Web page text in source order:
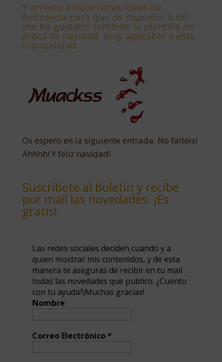
Y en este enlace otras ideas de
fieltroycia para que os inspiréis. a mí
me ha gustado también la plantilla de
árbol de navidad, muy aplicable a esta
manualidad
Os espero en la siguiente entrada. No faltéis!
Ahhhh! Y feliz navidad!
Suscríbete al boletín y recibe
por mail las novedades. ¡Es
gratis!
Las redes sociales deciden cuando y a
quien mostrar mis contenidos, y de esta
manera te aseguras de recibir en tu mail
todas las novedades que publico. ¿Cuento
con tu ayuda?¡Muchas gracias!
Nombre
Correo Electrónico*